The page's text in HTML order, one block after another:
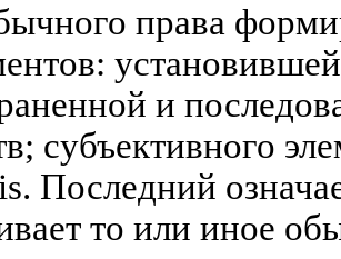
права
и
субъективного
Последний
то или иное